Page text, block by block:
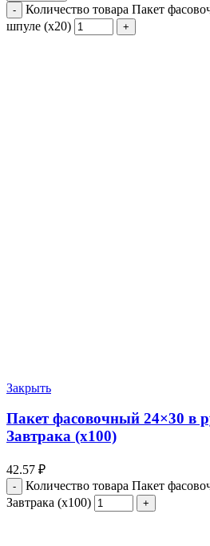
Количество товара Пакет
шпуле (х20)
Закрыть
Пакет фасовочный 24×30 в
Завтрака (х100)
42.57 ₽
Количество товара Пакет
Завтрака (х100)